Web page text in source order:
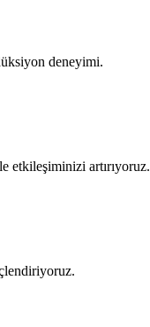
deneyimi.
etkileşiminizi artırıyoruz.